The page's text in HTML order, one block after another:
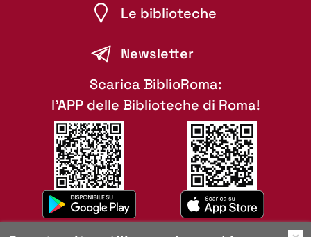
Le biblioteche
Newsletter
Scarica BiblioRoma:
l'APP delle Biblioteche di Roma!